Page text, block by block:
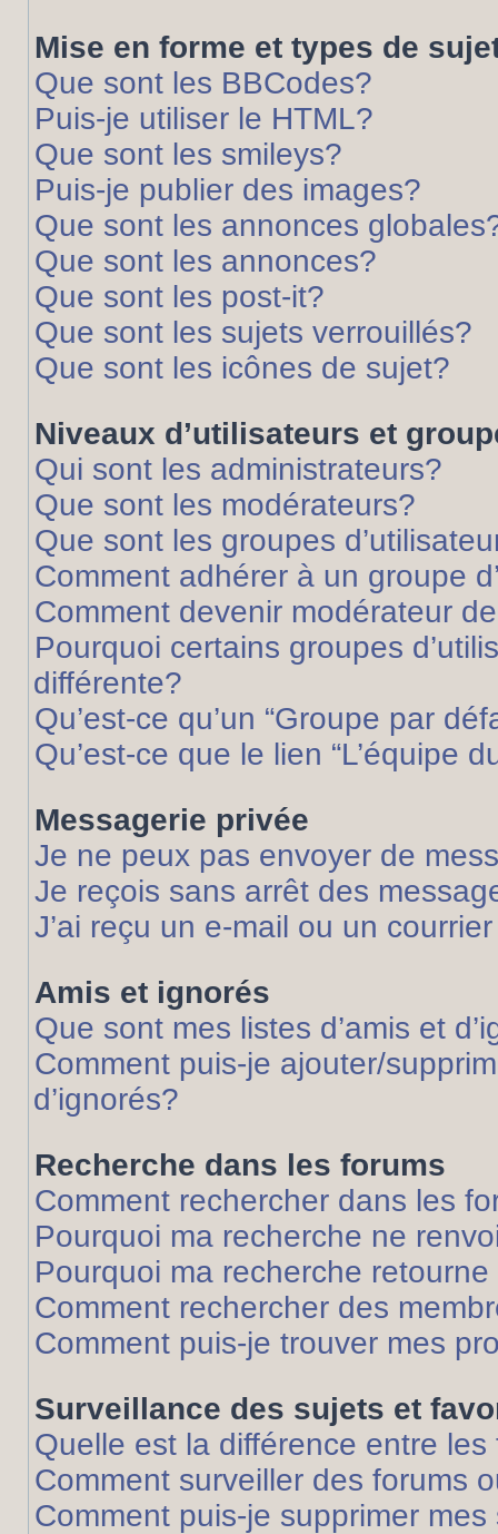
Mise en forme et types de
Que sont les BBCodes?
Puis-je utiliser le HTML?
Que sont les smileys?
Puis-je publier des images?
Que sont les annonces
Que sont les annonces?
Que sont les post-it?
Que sont les sujets verrouillés?
Que sont les icônes de sujet?
Niveaux d’utilisateurs et
Qui sont les administrateurs?
Que sont les modérateurs?
Que sont les groupes
Comment adhérer à un groupe
Comment devenir modérateur
Pourquoi certains groupes
différente?
Qu’est-ce qu’un “Groupe par
Qu’est-ce que le lien “L’équipe
Messagerie privée
Je ne peux pas envoyer de
Je reçois sans arrêt des
J’ai reçu un e-mail ou un
Amis et ignorés
Que sont mes listes d’amis et
Comment puis-je ajouter/
d’ignorés?
Recherche dans les forums
Comment rechercher dans les
Pourquoi ma recherche ne
Pourquoi ma recherche
Comment rechercher des
Comment puis-je trouver mes
Surveillance des sujets et
Quelle est la différence entre
Comment surveiller des forums
Comment puis-je supprimer